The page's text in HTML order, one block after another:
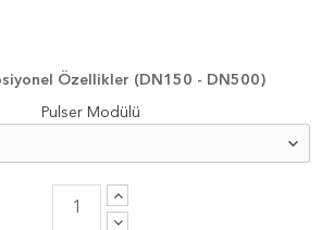
Özellikler (DN150 - DN500)
Pulser Modülü